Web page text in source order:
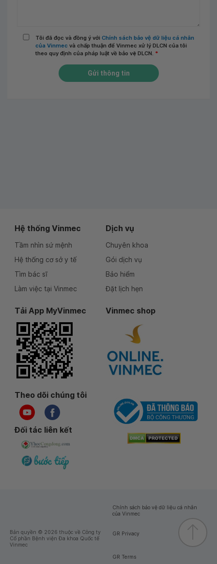
Tôi đã đọc và đồng ý với Chính sách bảo vệ dữ liệu cá nhân
của Vinmec và chấp thuận để Vinmec xử lý DLCN của tôi
theo quy định của pháp luật về bảo vệ DLCN. *
Gửi thông tin
Hệ thống Vinmec
Tầm nhìn sứ mệnh
Hệ thống cơ sở y tế
Tìm bác sĩ
Làm việc tại Vinmec
Dịch vụ
Chuyên khoa
Gói dịch vụ
Bảo hiểm
Đặt lịch hẹn
Tải App MyVinmec Vinmec shop
Theo dõi chúng tôi
Đối tác liên kết
Bản quyền © 2026 thuộc về Công ty
Cổ phần Bệnh viện Đa khoa Quốc tế
Vinmec
Chính sách bảo vệ dữ liệu cá nhân
của Vinmec
GR Privacy
GR Terms